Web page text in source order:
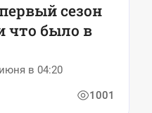
сезон
что было в
в 04:20
1001